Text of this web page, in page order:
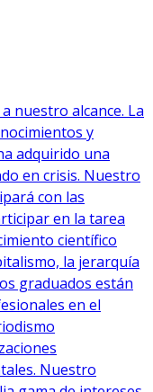
nuestro alcance. La
y
adquirido una
en crisis. Nuestro
con las
en la tarea
científico
la jerarquía
graduados están
en el
Nuestro